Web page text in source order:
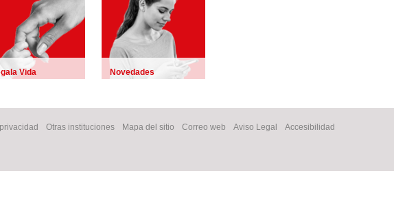
Vida Novedades
Otras instituciones Mapa del sitio Correo web Aviso Legal Accesibilidad